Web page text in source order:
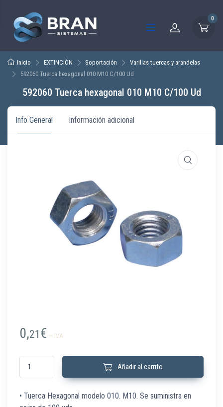
0
Inicio EXTINCIÓN Soportación
Varillas tuercas y arandelas
592060 Tuerca hexagonal 010 M10 C/100 Ud
592060 Tuerca hexagonal 010 M10 C/100 Ud
Info General Información adicional
0,21€ + IVA
592060 Tuerca hexagonal 010 M10 C/100 Ud cantidad
Añadir al carrito
• Tuerca Hexagonal modelo 010. M10. Se suministra en